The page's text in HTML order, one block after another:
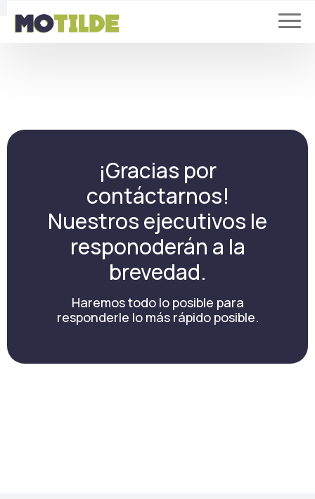
¡Gracias por
contáctarnos!
Nuestros ejecutivos le
responoderán a la
brevedad.
Haremos todo lo posible para
responderle lo más rápido posible.